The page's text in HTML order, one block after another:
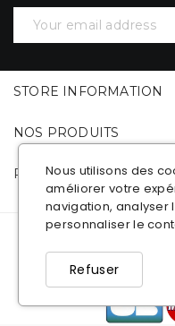
STORE INFORMATION
NOS PRODUITS
PICKUP 4X4
© 2021Pickup 4x4
Nous utilisons des
améliorer votre
navigation, analyser
personnaliser le
Refuser